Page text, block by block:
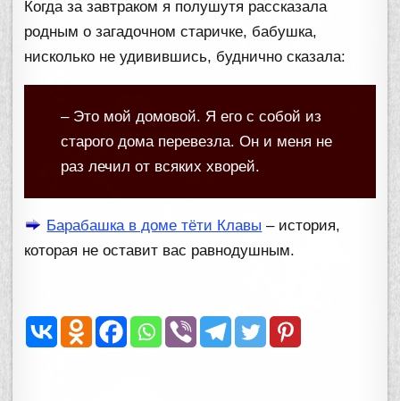
Когда за завтраком я полушутя рассказала
родным о загадочном старичке, бабушка,
нисколько не удивившись, буднично сказала:
– Это мой домовой. Я его с собой из
старого дома перевезла. Он и меня не
раз лечил от всяких хворей.
Барабашка в доме тёти Клавы – история,
которая не оставит вас равнодушным.